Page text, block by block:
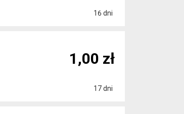
16 dni
17 dni
1,00 zł